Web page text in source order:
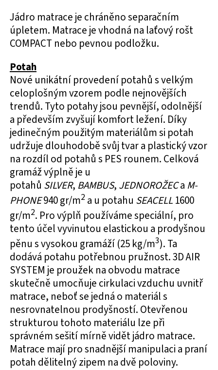
Jádro matrace je chráněno separačním
úpletem. Matrace je vhodná na laťový rošt
COMPACT nebo pevnou podložku.
Potah
Nové unikátní provedení potahů s velkým
celoplošným vzorem podle nejnovějších
trendů. Tyto potahy jsou pevnější, odolnější
a především zvyšují komfort ležení. Díky
jedinečným použitým materiálům si potah
udržuje dlouhodobě svůj tvar a plastický vzor
na rozdíl od potahů s PES rounem. Celková
gramáž výplně je u
potahů SILVER, BAMBUS, JEDNOROŽECa M-
PHONE940 gr/m2 a u potahu SEACELL 1600
gr/m2. Pro výplň používáme speciální, pro
tento účel vyvinutou elastickou a prodyšnou
pěnu s vysokou gramáží (25 kg/m3). Ta
dodává potahu potřebnou pružnost. 3D AIR
SYSTEM je proužek na obvodu matrace
skutečně umocňuje cirkulaci vzduchu uvnitř
matrace, neboť se jedná o materiál s
nesrovnatelnou prodyšností. Otevřenou
strukturou tohoto materiálu lze při
správném sešití mírně vidět jádro matrace.
Matrace mají pro snadnější manipulaci a praní
potah dělitelný zipem na dvě poloviny.